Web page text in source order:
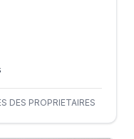
PROPRIETAIRES